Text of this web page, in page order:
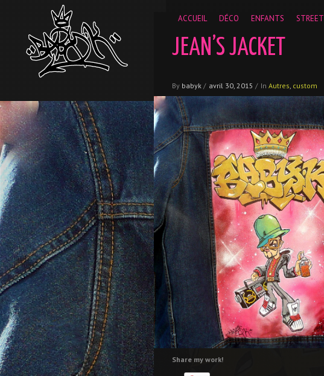
__gaTracker('require', 'displayfeatures'); __gaTracker('send','pageview');
ACCUEIL DÉCO ENFANTS STREET
JEAN’S JACKET
By babyk / avril 30, 2015 / In Autres, custom
Share my work!